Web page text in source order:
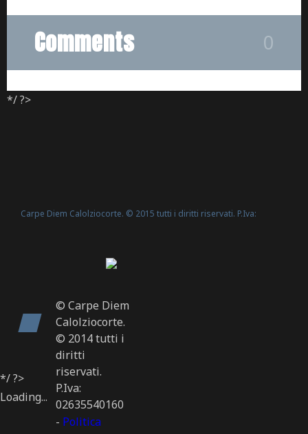
Comments 0
*/ ?>
Carpe Diem Calolziocorte. © 2015 tutti i diritti riservati. P.Iva:
© Carpe Diem
Calolziocorte.
© 2014 tutti i
diritti
riservati.
P.Iva:
02635540160
- Politica
*/ ?>
Loading...